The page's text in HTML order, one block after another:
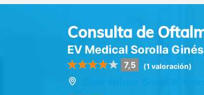
Consulta de
EV Medical Sorolla Ginés
7,5 (1 valoración)
Calle Músico Ginés, 8,